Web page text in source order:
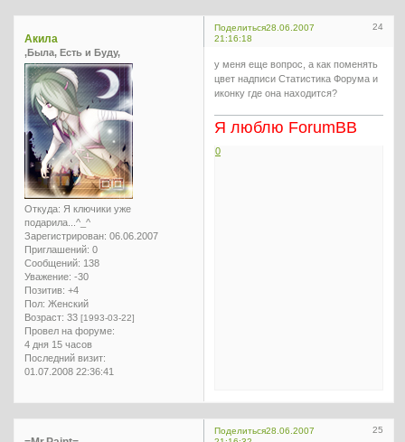
Поделиться 24
28.06.2007
21:16:18
Акила
,Была, Есть и Буду,
Откуда: Я ключики уже
подарила...^_^
Зарегистрирован: 06.06.2007
Приглашений: 0
Сообщений: 138
Уважение: -30
Позитив: +4
Пол: Женский
Возраст: 33 [1993-03-22]
Провел на форуме:
4 дня 15 часов
Последний визит:
01.07.2008 22:36:41
у меня еще вопрос, а как поменять
цвет надписи Статистика Форума и
иконку где она находится?
Я люблю ForumBB
0
Поделиться 25
28.06.2007